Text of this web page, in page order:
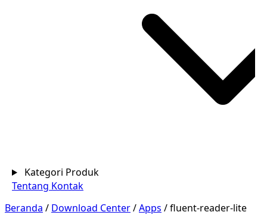
Kategori Produk
Tentang Kontak
Beranda / Download Center/Apps /fluent-reader-lite